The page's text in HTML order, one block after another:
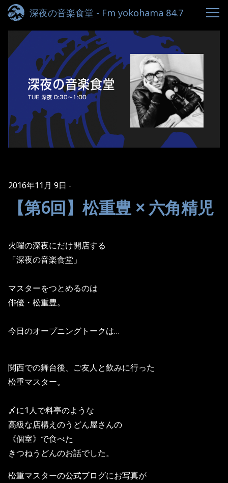
深夜の音楽食堂 - Fm yokohama 84.7
2016年11月 9日
【第6回】松重豊 × 六角精児
火曜の深夜にだけ開店する
「深夜の音楽食堂」
マスターをつとめるのは
俳優・松重豊。
今日のオープニングトークは…
関西での舞台後、ご友人と飲みに行った
松重マスター。
〆に1人で料亭のような
高級な店構えのうどん屋さんの
《個室》で食べた
きつねうどんのお話でした。
松重マスターの公式ブログにお写真が